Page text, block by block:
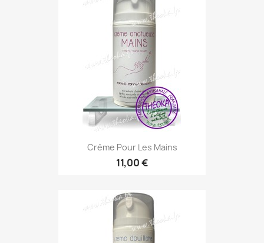
Crème Pour Les Mains
11,00 €